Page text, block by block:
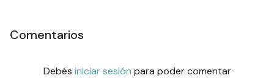
Comentarios
Debés iniciar sesión para poder comentar